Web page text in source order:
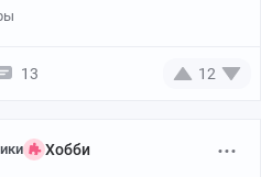
пиздец российской
дтп, наш авто
13 12
Хобби